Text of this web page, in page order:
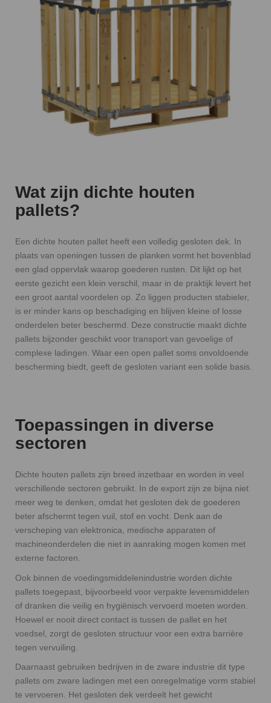
Wat zijn dichte houten
pallets?
Een dichte houten pallet heeft een volledig gesloten dek. In
plaats van openingen tussen de planken vormt het bovenblad
een glad oppervlak waarop goederen rusten. Dit lijkt op het
eerste gezicht een klein verschil, maar in de praktijk levert het
een groot aantal voordelen op. Zo liggen producten stabieler,
is er minder kans op beschadiging en blijven kleine of losse
onderdelen beter beschermd. Deze constructie maakt dichte
pallets bijzonder geschikt voor transport van gevoelige of
complexe ladingen. Waar een open pallet soms onvoldoende
bescherming biedt, geeft de gesloten variant een solide basis.
Toepassingen in diverse
sectoren
Dichte houten pallets zijn breed inzetbaar en worden in veel
verschillende sectoren gebruikt. In de export zijn ze bijna niet
meer weg te denken, omdat het gesloten dek de goederen
beter afschermt tegen vuil, stof en vocht. Denk aan de
verscheping van elektronica, medische apparaten of
machineonderdelen die niet in aanraking mogen komen met
externe factoren.
Ook binnen de voedingsmiddelenindustrie worden dichte
pallets toegepast, bijvoorbeeld voor verpakte levensmiddelen
of dranken die veilig en hygiënisch vervoerd moeten worden.
Hoewel er nooit direct contact is tussen de pallet en het
voedsel, zorgt de gesloten structuur voor een extra barrière
tegen vervuiling.
Daarnaast gebruiken bedrijven in de zware industrie dit type
pallets om zware ladingen met een onregelmatige vorm stabiel
te vervoeren. Het gesloten dek verdeelt het gewicht